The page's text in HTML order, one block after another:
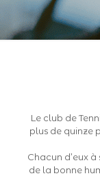
Le club de
plus de quinze
Chacun d’eux
de la bonne